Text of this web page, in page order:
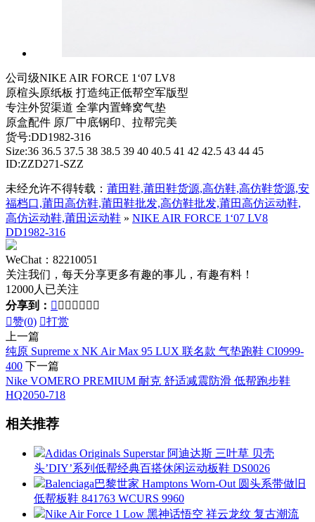
公司级NIKE AIR FORCE 1‘07 LV8
原楦头原纸板 打造纯正低帮空军版型
专注外贸渠道 全掌内置蜂窝气垫
原盒配件 原厂中底钢印、拉帮完美
货号:DD1982-316
Size:36 36.5 37.5 38 38.5 39 40 40.5 41 42 42.5 43 44 45
ID:ZZD271-SZZ
未经允许不得转载： 莆田鞋,莆田鞋货源,高仿鞋,高仿鞋货源,安
福档口,莆田高仿鞋,莆田鞋批发,高仿鞋批发,莆田高仿运动鞋,
高仿运动鞋,莆田运动鞋 » NIKE AIR FORCE 1‘07 LV8
DD1982-316
WeChat：82210051
关注我们，每天分享更多有趣的事儿，有趣有料！
12000人已关注
分享到：       
赞(0) 打赏
上一篇
纯原 Supreme x NK Air Max 95 LUX 联名款 气垫跑鞋 CI0999-
400 下一篇
Nike VOMERO PREMIUM 耐克 舒适减震防滑 低帮跑步鞋
HQ2050-718
相关推荐
Adidas Originals Superstar 阿迪达斯 三叶草 贝壳
头’DIY’系列低帮经典百搭休闲运动板鞋 DS0026
Balenciaga巴黎世家 Hamptons Worn-Out 圆头系带做旧
低帮板鞋 841763 WCURS 9960
Nike Air Force 1 Low 黑神话悟空 祥云龙纹 复古潮流